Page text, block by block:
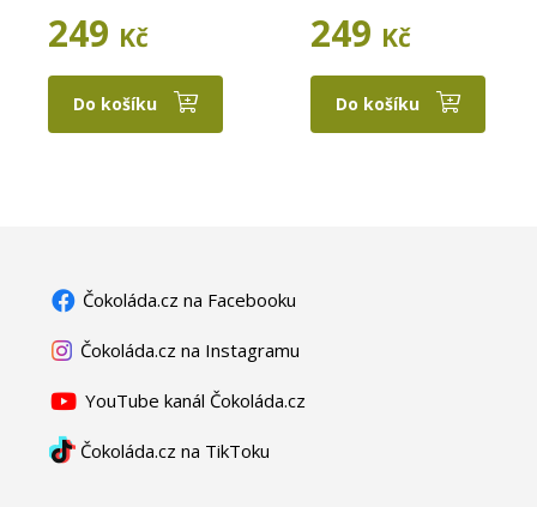
249 Kč
Do košíku
249 Kč
Do košíku
Čokoláda.cz na Facebooku
Čokoláda.cz na Instagramu
YouTube kanál Čokoláda.cz
Čokoláda.cz na TikToku